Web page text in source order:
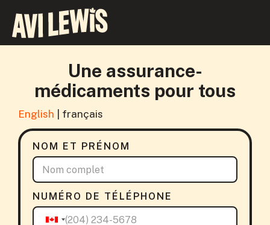
Une assurance-
médicaments pour tous
English français
NOM ET PRÉNOM
NUMÉRO DE TÉLÉPHONE